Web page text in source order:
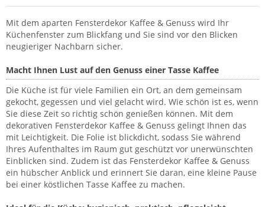
Mit dem aparten Fensterdekor Kaffee & Genuss wird Ihr
Küchenfenster zum Blickfang und Sie sind vor den Blicken
neugieriger Nachbarn sicher.
Macht Ihnen Lust auf den Genuss einer Tasse Kaffee
Die Küche ist für viele Familien ein Ort, an dem gemeinsam
gekocht, gegessen und viel gelacht wird. Wie schön ist es, wenn
Sie diese Zeit so richtig schön genießen können. Mit dem
dekorativen Fensterdekor Kaffee & Genuss gelingt Ihnen das
mit Leichtigkeit. Die Folie ist blickdicht, sodass Sie während
Ihres Aufenthaltes im Raum gut geschützt vor unerwünschten
Einblicken sind. Zudem ist das Fensterdekor Kaffee & Genuss
ein hübscher Anblick und erinnert Sie daran, eine kleine Pause
bei einer köstlichen Tasse Kaffee zu machen.